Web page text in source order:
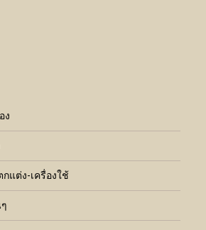
ง
แต่ง-เครื่องใช้